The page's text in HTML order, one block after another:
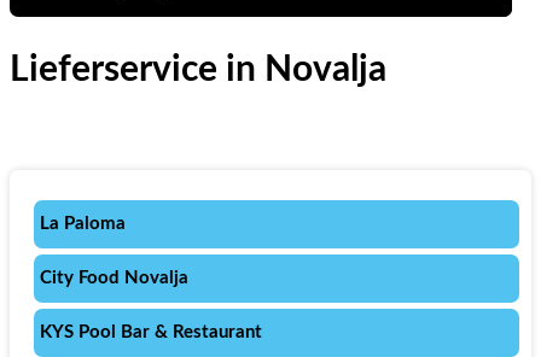
Lieferservice in Novalja
La Paloma
City Food Novalja
KYS Pool Bar & Restaurant